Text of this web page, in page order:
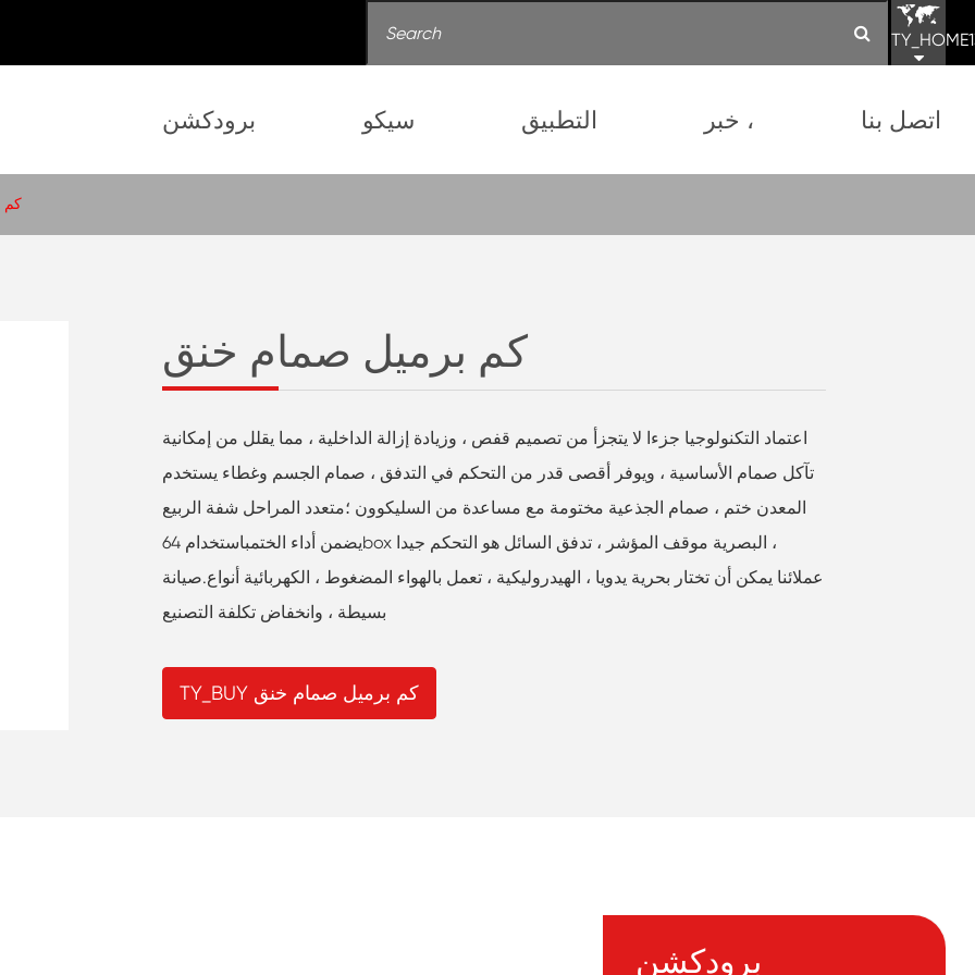
برودكشن سيكو التطبيق خبر ، اتصل بنا
كم برميل صمام خنق
اعتماد التكنولوجيا جزءا لا يتجزأ من تصميم قفص ، وزيادة إزالة الداخلية ، مما يقلل من إمكانية
تآكل صمام الأساسية ، ويوفر أقصى قدر من التحكم في التدفق ، صمام الجسم وغطاء يستخدم
المعدن ختم ، صمام الجذعية مختومة مع مساعدة من السليكوون ؛متعدد المراحل شفة الربيع
يضمن أداء الختمباستخدام 64box البصرية موقف المؤشر ، تدفق السائل هو التحكم جيدا ،
عملائنا يمكن أن تختار بحرية يدويا ، الهيدروليكية ، تعمل بالهواء المضغوط ، الكهربائية أنواع.صيانة
بسيطة ، وانخفاض تكلفة التصنيع
TY_BUY كم برميل صمام خنق
كم
برودكشن